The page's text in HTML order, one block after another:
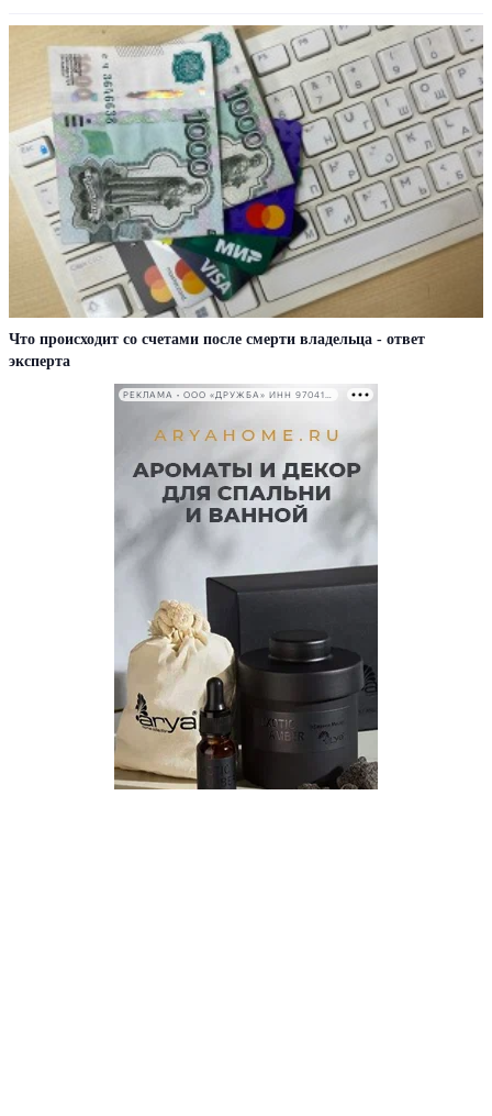
Что происходит со счетами после смерти владельца - ответ
эксперта